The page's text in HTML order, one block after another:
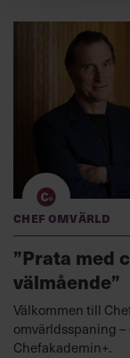
Chef Omvärld
”Prata med
välmående”
Välkommen till
omvärldsspaning
Chefakademin+.